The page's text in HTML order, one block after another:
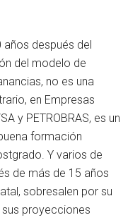
años después del
del modelo de
no es una
en Empresas
y PETROBRAS, es un
formación
Y varios de
de más de 15 años
sobresalen por su
proyecciones